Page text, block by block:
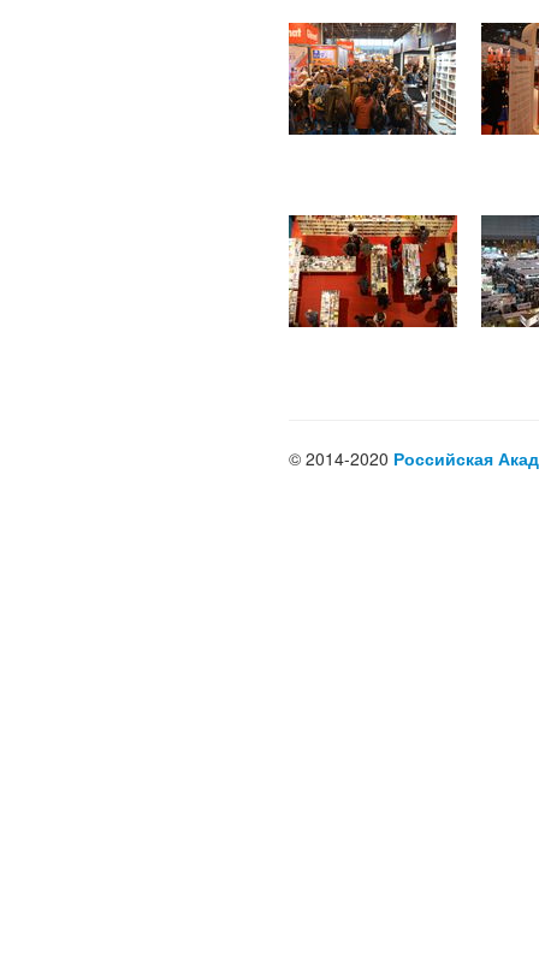
© 2014-2020 Российская